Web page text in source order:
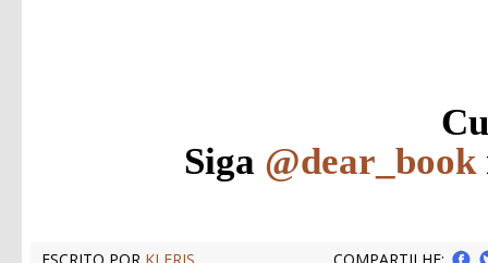
Siga @dear_book
ESCRITO POR KLERIS
COMPARTILHE: